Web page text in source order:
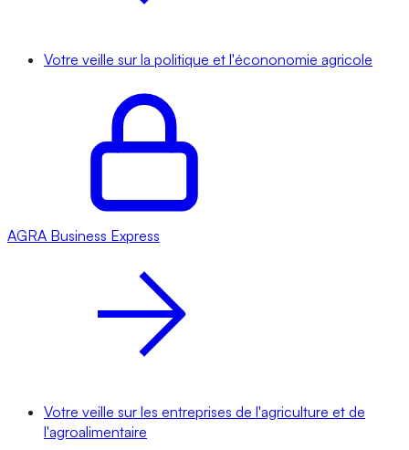
Votre veille sur la politique et l'écononomie agricole
AGRA Business Express
Votre veille sur les entreprises de l'agriculture et de
l'agroalimentaire